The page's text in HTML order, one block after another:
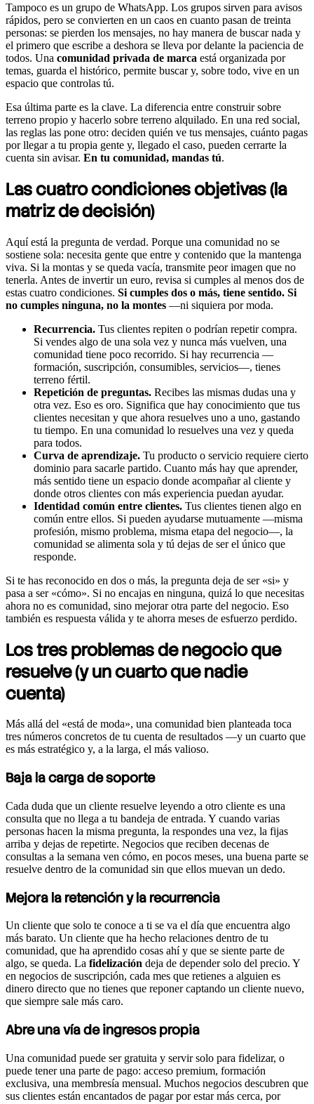
Tampoco es un grupo de WhatsApp. Los grupos sirven para avisos
rápidos, pero se convierten en un caos en cuanto pasan de treinta
personas: se pierden los mensajes, no hay manera de buscar nada y
el primero que escribe a deshora se lleva por delante la paciencia de
todos. Una comunidad privada de marca está organizada por
temas, guarda el histórico, permite buscar y, sobre todo, vive en un
espacio que controlas tú.
Esa última parte es la clave. La diferencia entre construir sobre
terreno propio y hacerlo sobre terreno alquilado. En una red social,
las reglas las pone otro: deciden quién ve tus mensajes, cuánto pagas
por llegar a tu propia gente y, llegado el caso, pueden cerrarte la
cuenta sin avisar. En tu comunidad, mandas tú.
Las cuatro condiciones objetivas (la
matriz de decisión)
Aquí está la pregunta de verdad. Porque una comunidad no se
sostiene sola: necesita gente que entre y contenido que la mantenga
viva. Si la montas y se queda vacía, transmite peor imagen que no
tenerla. Antes de invertir un euro, revisa si cumples al menos dos de
estas cuatro condiciones. Si cumples dos o más, tiene sentido. Si
no cumples ninguna, no la montes —ni siquiera por moda.
Recurrencia. Tus clientes repiten o podrían repetir compra.
Si vendes algo de una sola vez y nunca más vuelven, una
comunidad tiene poco recorrido. Si hay recurrencia —
formación, suscripción, consumibles, servicios—, tienes
terreno fértil.
Repetición de preguntas. Recibes las mismas dudas una y
otra vez. Eso es oro. Significa que hay conocimiento que tus
clientes necesitan y que ahora resuelves uno a uno, gastando
tu tiempo. En una comunidad lo resuelves una vez y queda
para todos.
Curva de aprendizaje. Tu producto o servicio requiere cierto
dominio para sacarle partido. Cuanto más hay que aprender,
más sentido tiene un espacio donde acompañar al cliente y
donde otros clientes con más experiencia puedan ayudar.
Identidad común entre clientes. Tus clientes tienen algo en
común entre ellos. Si pueden ayudarse mutuamente —misma
profesión, mismo problema, misma etapa del negocio—, la
comunidad se alimenta sola y tú dejas de ser el único que
responde.
Si te has reconocido en dos o más, la pregunta deja de ser «si» y
pasa a ser «cómo». Si no encajas en ninguna, quizá lo que necesitas
ahora no es comunidad, sino mejorar otra parte del negocio. Eso
también es respuesta válida y te ahorra meses de esfuerzo perdido.
Los tres problemas de negocio que
resuelve (y un cuarto que nadie
cuenta)
Más allá del «está de moda», una comunidad bien planteada toca
tres números concretos de tu cuenta de resultados —y un cuarto que
es más estratégico y, a la larga, el más valioso.
Baja la carga de soporte
Cada duda que un cliente resuelve leyendo a otro cliente es una
consulta que no llega a tu bandeja de entrada. Y cuando varias
personas hacen la misma pregunta, la respondes una vez, la fijas
arriba y dejas de repetirte. Negocios que reciben decenas de
consultas a la semana ven cómo, en pocos meses, una buena parte se
resuelve dentro de la comunidad sin que ellos muevan un dedo.
Mejora la retención y la recurrencia
Un cliente que solo te conoce a ti se va el día que encuentra algo
más barato. Un cliente que ha hecho relaciones dentro de tu
comunidad, que ha aprendido cosas ahí y que se siente parte de
algo, se queda. La fidelización deja de depender solo del precio. Y
en negocios de suscripción, cada mes que retienes a alguien es
dinero directo que no tienes que reponer captando un cliente nuevo,
que siempre sale más caro.
Abre una vía de ingresos propia
Una comunidad puede ser gratuita y servir solo para fidelizar, o
puede tener una parte de pago: acceso premium, formación
exclusiva, una membresía mensual. Muchos negocios descubren que
sus clientes están encantados de pagar por estar más cerca, por